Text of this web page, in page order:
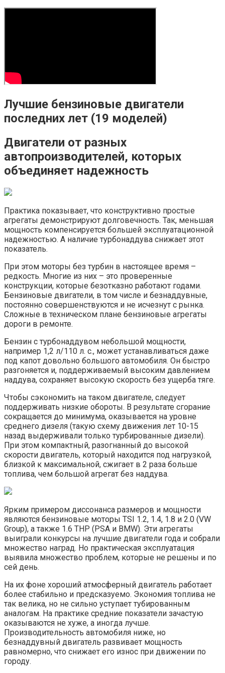
Лучшие бензиновые двигатели
последних лет (19 моделей)
Двигатели от разных
автопроизводителей, которых
объединяет надежность
Практика показывает, что конструктивно простые
агрегаты демонстрируют долговечность. Так, меньшая
мощность компенсируется большей эксплуатационной
надежностью. А наличие турбонаддува снижает этот
показатель.
При этом моторы без турбин в настоящее время –
редкость. Многие из них – это проверенные
конструкции, которые безотказно работают годами.
Бензиновые двигатели, в том числе и безнаддувные,
постоянно совершенствуются и не исчезнут с рынка.
Сложные в техническом плане бензиновые агрегаты
дороги в ремонте.
Бензин с турбонаддувом небольшой мощности,
например 1,2 л/110 л. с., может устанавливаться даже
под капот довольно большого автомобиля. Он быстро
разгоняется и, поддерживаемый высоким давлением
наддува, сохраняет высокую скорость без ущерба тяге.
Чтобы сэкономить на таком двигателе, следует
поддерживать низкие обороты. В результате сгорание
сокращается до минимума, оказывается на уровне
среднего дизеля (такую схему движения лет 10-15
назад выдерживали только турбированные дизели).
При этом компактный, разогнанный до высокой
скорости двигатель, который находится под нагрузкой,
близкой к максимальной, сжигает в 2 раза больше
топлива, чем большой агрегат без наддува.
Ярким примером диссонанса размеров и мощности
являются бензиновые моторы TSI 1.2, 1.4, 1.8 и 2.0 (VW
Group), а также 1.6 THP (PSA и BMW). Эти агрегаты
выиграли конкурсы на лучшие двигатели года и собрали
множество наград. Но практическая эксплуатация
выявила множество проблем, которые не решены и по
сей день.
На их фоне хороший атмосферный двигатель работает
более стабильно и предсказуемо. Экономия топлива не
так велика, но не сильно уступает тубированным
аналогам. На практике средние показатели зачастую
оказываются не хуже, а иногда лучше.
Производительность автомобиля ниже, но
безнаддувный двигатель развивает мощность
равномерно, что снижает его износ при движении по
городу.